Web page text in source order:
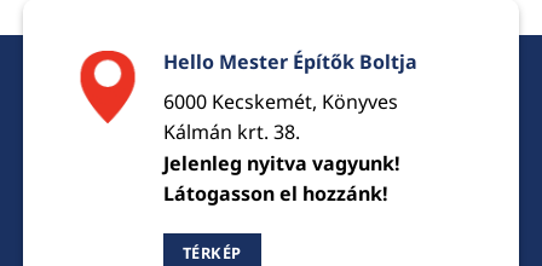
Hello Mester Építők Boltja
6000 Kecskemét, Könyves
Kálmán krt. 38.
Jelenleg nyitva vagyunk!
Látogasson el hozzánk!
TÉRKÉP